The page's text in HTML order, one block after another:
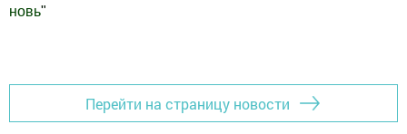
новь"
Перейти на страницу новости